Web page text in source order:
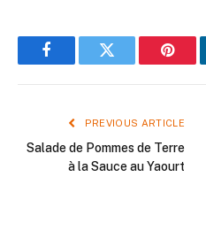
FacebookTwitter
PREVIOUS ARTICLE
Salade de Pommes de Terre
à la Sauce au Yaourt